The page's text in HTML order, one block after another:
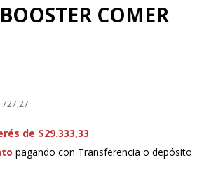
COMER
de $29.333,33
pagando con Transferencia o depósito